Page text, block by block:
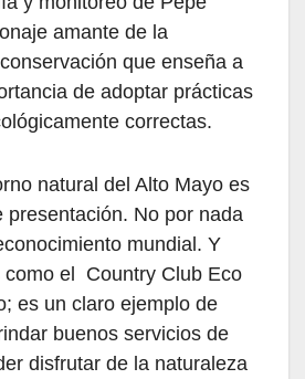
amante de la
que enseña a
de adoptar prácticas
correctas.
natural del Alto Mayo es
presentación. No por nada
mundial. Y
como el Country Club Eco
es un claro ejemplo de
buenos servicios de
disfrutar de la naturaleza